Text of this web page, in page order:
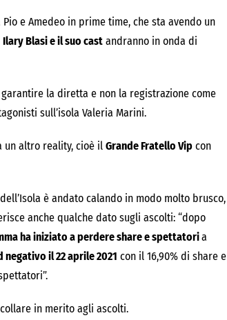
e Amedeo in prime time, che sta avendo un
Ilary Blasi e il suo cast andranno in onda di
la diretta e non la registrazione come
sull’isola Valeria Marini.
un altro reality, cioè il Grande Fratello Vip con
è andato calando in modo molto brusco,
anche qualche dato sugli ascolti: “dopo
ha iniziato a perdere share e spettatoria
il 22 aprile 2021 con il 16,90% di share e
in merito agli ascolti.